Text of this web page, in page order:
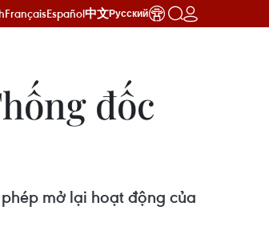
FrançaisEspañol中文Русский
đốc
mở lại hoạt động của